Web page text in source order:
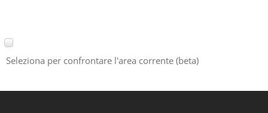
Seleziona per confrontare l'area corrente (beta)